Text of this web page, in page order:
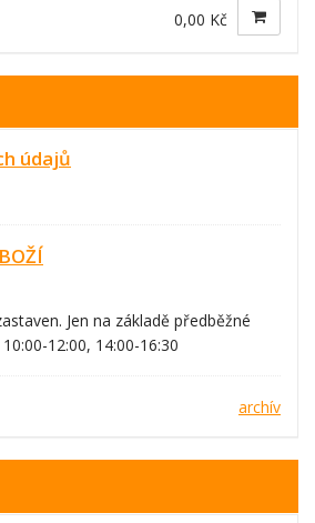
0,00 Kč
údajů
Jen na základě předběžné
12:00, 14:00-16:30
archív